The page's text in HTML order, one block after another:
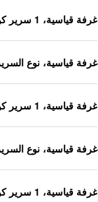
غرفة قياسية، 1 سرير كوين
غرفة قياسية، نوع
غرفة قياسية، 1 سرير كوين
غرفة قياسية، نوع
غرفة قياسية، 1 سرير كوين